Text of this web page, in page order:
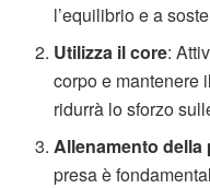
l’equilibrio e a
Utilizza il core:
corpo e mantenere
ridurrà lo sforzo
Allenamento della
presa è